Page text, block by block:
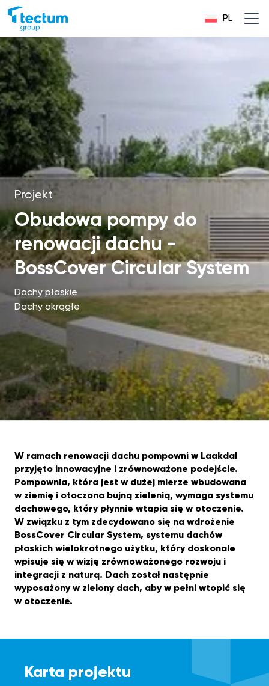
PL
Projekt
Obudowa pompy do
renowacji dachu -
BossCover Circular System
Dachy płaskie
Dachy okrągłe
W ramach renowacji dachu pompowni w Laakdal
przyjęto innowacyjne i zrównoważone podejście.
Pompownia, która jest w dużej mierze wbudowana
w ziemię i otoczona bujną zielenią, wymaga systemu
dachowego, który płynnie wtapia się w otoczenie.
W związku z tym zdecydowano się na wdrożenie
BossCover Circular System, systemu dachów
płaskich wielokrotnego użytku, który doskonale
wpisuje się w wizję zrównoważonego rozwoju i
integracji z naturą. Dach został następnie
wyposażony w zielony dach, aby w pełni wtopić się
w otoczenie.
Karta projektu